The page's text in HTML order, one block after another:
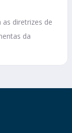
diretrizes de
da